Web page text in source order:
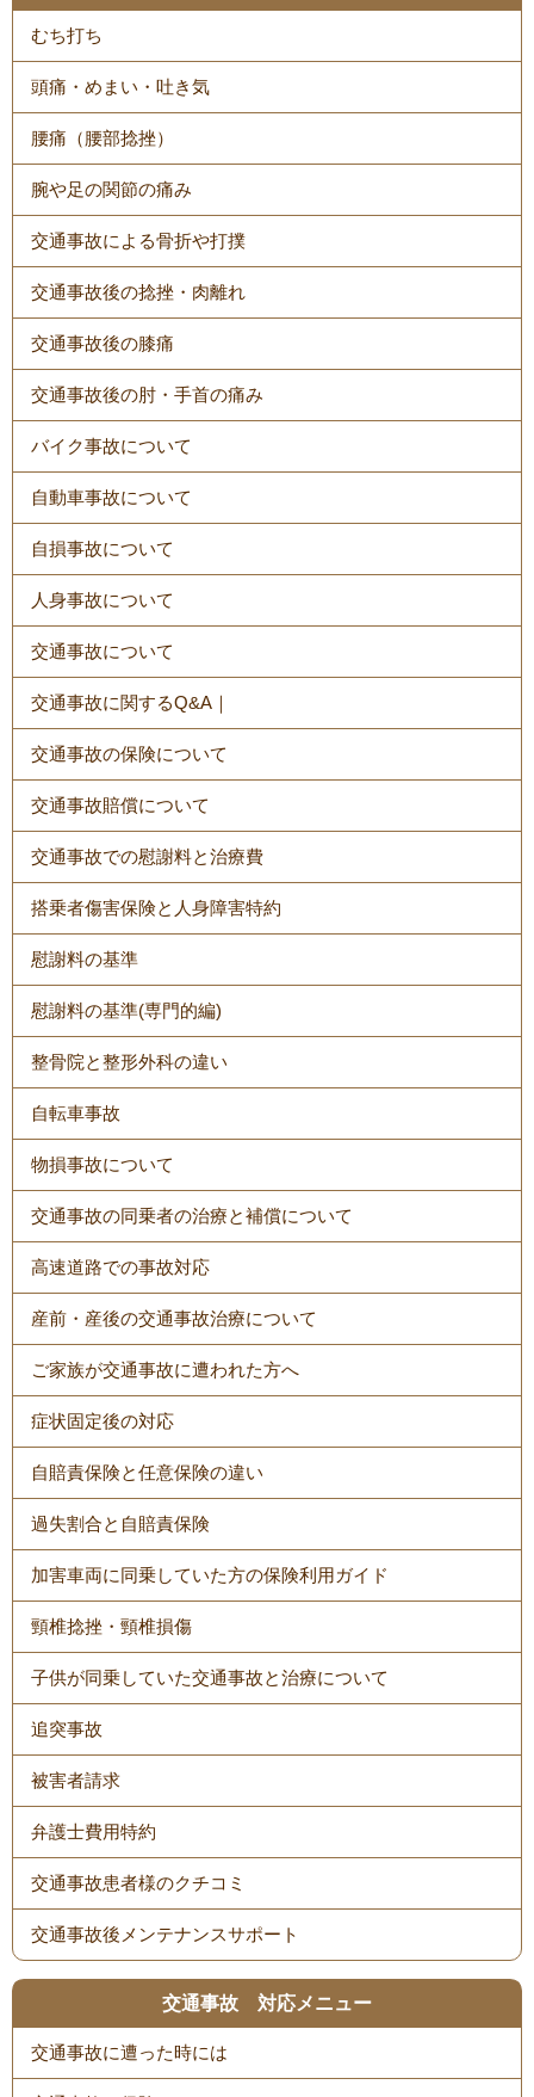
むち打ち
頭痛・めまい・吐き気
腰痛（腰部捻挫）
腕や足の関節の痛み
交通事故による骨折や打撲
交通事故後の捻挫・肉離れ
交通事故後の膝痛
交通事故後の肘・手首の痛み
バイク事故について
自動車事故について
自損事故について
人身事故について
交通事故について
交通事故に関するQ&A｜
交通事故の保険について
交通事故賠償について
交通事故での慰謝料と治療費
搭乗者傷害保険と人身障害特約
慰謝料の基準
慰謝料の基準(専門的編)
整骨院と整形外科の違い
自転車事故
物損事故について
交通事故の同乗者の治療と補償について
高速道路での事故対応
産前・産後の交通事故治療について
ご家族が交通事故に遭われた方へ
症状固定後の対応
自賠責保険と任意保険の違い
過失割合と自賠責保険
加害車両に同乗していた方の保険利用ガイド
頸椎捻挫・頸椎損傷
子供が同乗していた交通事故と治療について
追突事故
被害者請求
弁護士費用特約
交通事故患者様のクチコミ
交通事故後メンテナンスサポート
交通事故 対応メニュー
交通事故に遭った時には